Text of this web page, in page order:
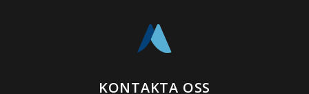
KONTAKTA OSS